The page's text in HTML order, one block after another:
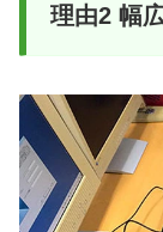
理由2 幅